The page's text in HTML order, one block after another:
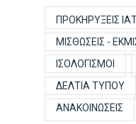
ΠΡΟΚΗΡΎΞΕΙΣ
ΜΙΣΘΏΣΕΙΣ -
ΙΣΟΛΟΓΙΣΜΟΊ
ΔΕΛΤΊΑ ΤΎΠΟΥ
ΑΝΑΚΟΙΝΏΣΕΙΣ